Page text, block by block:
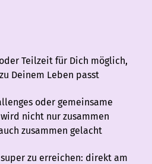
Teilzeit für Dich möglich,
Deinem Leben passt
oder gemeinsame
nicht nur zusammen
zusammen gelacht
zu erreichen: direkt am